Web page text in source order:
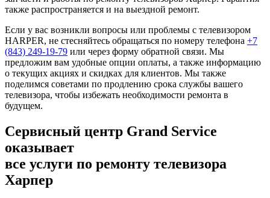
также распространяется и на выездной ремонт.
Если у вас возникли вопросы или проблемы с телевизором
HARPER, не стесняйтесь обращаться по номеру телефона +7
(843) 249-19-79 или через форму обратной связи. Мы
предложим вам удобные опции оплаты, а также информацию
о текущих акциях и скидках для клиентов. Мы также
поделимся советами по продлению срока службы вашего
телевизора, чтобы избежать необходимости ремонта в
будущем.
Сервисный центр Grand Service
оказывает
все услуги по ремонту телевизора
Харпер